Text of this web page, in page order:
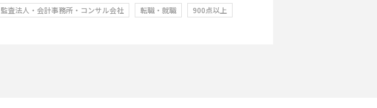
監査法人・会計事務所・コンサル会社
転職・就職 900点以上